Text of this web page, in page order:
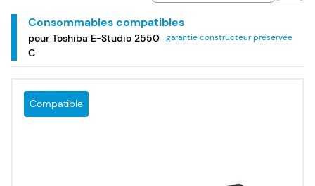
Consommables compatibles
garantie constructeur préservée
pour Toshiba E-Studio 2550
C
Compatible